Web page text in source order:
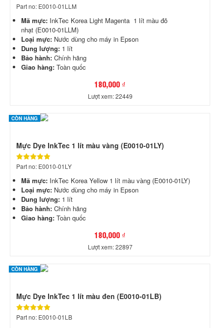
Part no: E0010-01LLM
Mã mực: InkTec Korea Light Magenta 1 lít màu đỏ
nhạt (E0010-01LLM)
Loại mực: Nước dùng cho máy in Epson
Dung lượng: 1 lít
Bảo hành: Chính hãng
Giao hàng: Toàn quốc
180,000 ₫
Lượt xem: 22449
CÒN HÀNG
Mực Dye InkTec 1 lít màu vàng (E0010-01LY)
Part no: E0010-01LY
Mã mực: InkTec Korea Yellow 1 lít màu vàng (E0010-01LY)
Loại mực: Nước dùng cho máy in Epson
Dung lượng: 1 lít
Bảo hành: Chính hãng
Giao hàng: Toàn quốc
180,000 ₫
Lượt xem: 22897
CÒN HÀNG
Mực Dye InkTec 1 lít màu đen (E0010-01LB)
Part no: E0010-01LB